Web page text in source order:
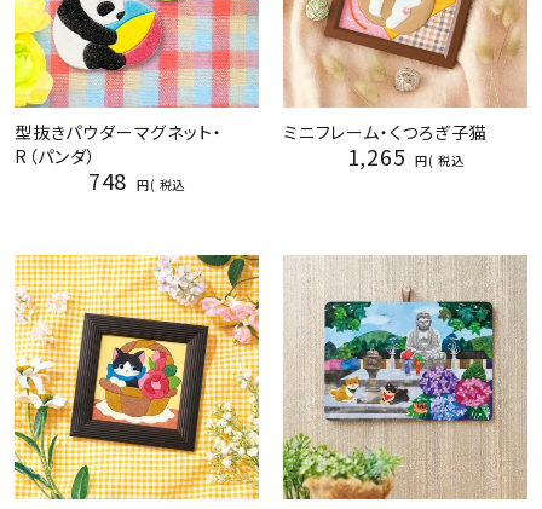
型抜きパウダーマグネット・
R（パンダ）
748 税込
ミニフレーム・くつろぎ子猫
1,265 税込